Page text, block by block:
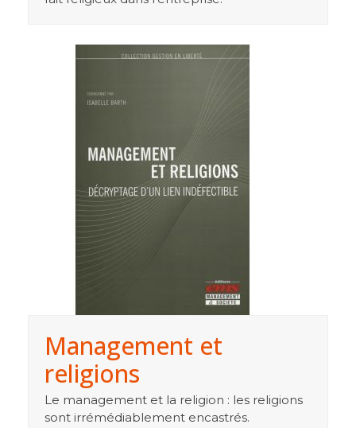
Management et
religions
Le management et la religion : les religions
sont irrémédiablement encastrés.